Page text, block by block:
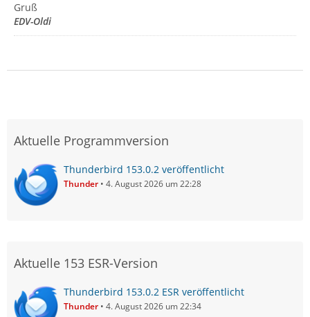
Gruß
EDV-Oldi
Aktuelle Programmversion
Thunderbird 153.0.2 veröffentlicht
Thunder 4. August 2026 um 22:28
Aktuelle 153 ESR-Version
Thunderbird 153.0.2 ESR veröffentlicht
Thunder 4. August 2026 um 22:34